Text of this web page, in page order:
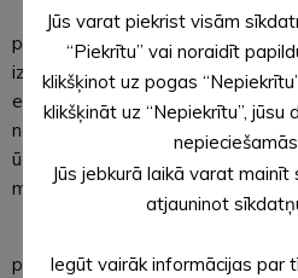
Oktobra mēnesi noslēdzām ar
pamats“. Bērni atbildēja uz 28
izteica savas domas, spriedumus,
ekoloģiskās situācijas, minēja
nosaukt šo upi un ezeru?” –
ūdenstilpei atbilstošu nosaukumu
mežam – Mežupe).
praktiskas rīcības, iesaistoties
Jūs varat piekrist visām
“Piekrītu” vai noraidīt
klikšķinot uz pogas
klikšķināt uz “Nepiekrītu”,
Jūs jebkurā laikā varat mainīt
atjauninot
Iegūt vairāk informācijas par